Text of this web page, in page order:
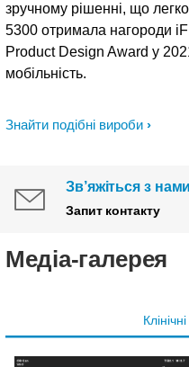
Знайти подібні вироби
зручному рішенні, що
5300 отримала нагороди
Product Design Award у
мобільність.
Зв’яжіться з нами
Запит контакту
Медіа-галерея